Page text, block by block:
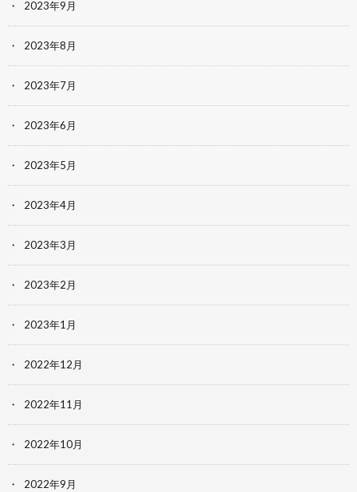
2023年9月
2023年8月
2023年7月
2023年6月
2023年5月
2023年4月
2023年3月
2023年2月
2023年1月
2022年12月
2022年11月
2022年10月
2022年9月